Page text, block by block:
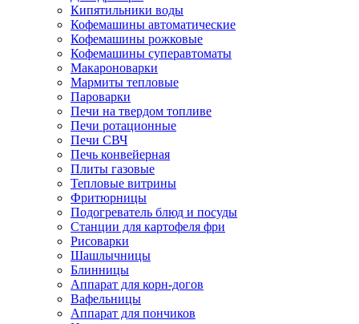
Кипятильники воды
Кофемашины автоматические
Кофемашины рожковые
Кофемашины суперавтоматы
Макароноварки
Мармиты тепловые
Пароварки
Печи на твердом топливе
Печи ротационные
Печи СВЧ
Печь конвейерная
Плиты газовые
Тепловые витрины
Фритюрницы
Подогреватель блюд и посуды
Станции для картофеля фри
Рисоварки
Шашлычницы
Блинницы
Аппарат для корн-догов
Вафельницы
Аппарат для пончиков